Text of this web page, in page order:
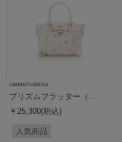
SAMANTHAVEGA
プリズムフラッター（...
￥25,300(税込)
人気商品